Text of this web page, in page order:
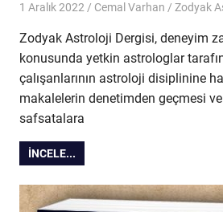
1 Aralık 2022 Cemal Varhan Zodyak
Zodyak Astroloji Dergisi, deneyim
konusunda yetkin astrologlar
çalışanlarının astroloji disiplinine
makalelerin denetimden geçmesi ve
safsatalara
İNCELE...